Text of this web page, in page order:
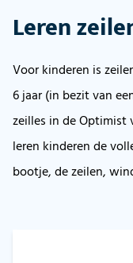
Leren
Voor kinderen is
6 jaar (in bezit van
zeilles in de Optimist
leren kinderen de
bootje, de zeilen,